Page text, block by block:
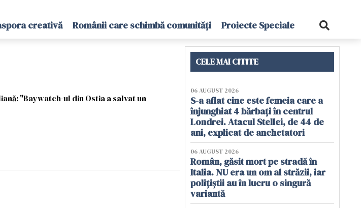
creativă Românii care schimbă comunități Proiecte Speciale
"Baywatch-ul din Ostia a salvat un
CELE MAI CITITE
06 AUGUST 2026
S-a aflat cine este femeia care a
înjunghiat 4 bărbați în centrul
Londrei. Atacul Stellei, de 44 de
ani, explicat de anchetatori
06 AUGUST 2026
Român, găsit mort pe stradă în
Italia. NU era un om al străzii, iar
polițiștii au în lucru o singură
variantă